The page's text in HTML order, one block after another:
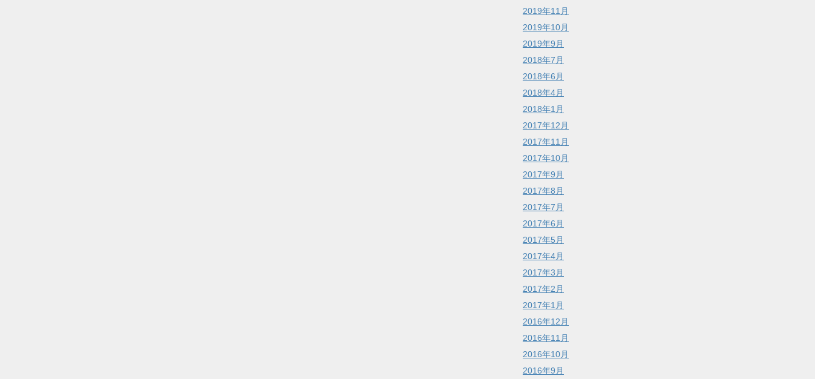
2019年11月
2019年10月
2019年9月
2018年7月
2018年6月
2018年4月
2018年1月
2017年12月
2017年11月
2017年10月
2017年9月
2017年8月
2017年7月
2017年6月
2017年5月
2017年4月
2017年3月
2017年2月
2017年1月
2016年12月
2016年11月
2016年10月
2016年9月